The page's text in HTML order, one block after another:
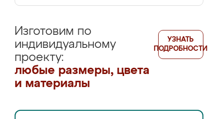
Изготовим по
индивидуальному
проекту:
любые размеры, цвета
и материалы
УЗНАТЬ
ПОДРОБНОСТИ